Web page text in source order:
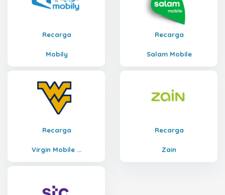
Recarga
Mobily
Recarga
Salam Mobile
Recarga
Virgin Mobile ...
Recarga
Zain